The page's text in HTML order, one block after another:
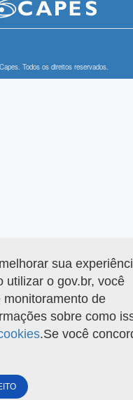
Todos os direitos reservados.
sua
utilizar o gov.br, você
de
sobre como
.Se você